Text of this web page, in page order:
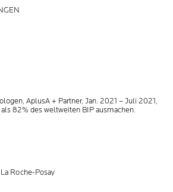
AplusA + Partner, Jan. 2021 – Juli 2021,
82% des weltweiten BIP ausmachen.
Roche-Posay